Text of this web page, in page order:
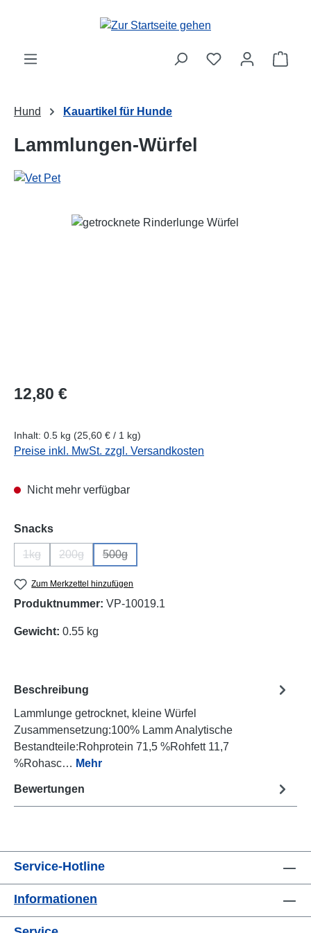
Zum Hauptinhalt springen
Hund Kauartikel für Hunde
Lammlungen-Würfel
Bildergalerie überspringen
Regulärer Preis:
12,80 €
Inhalt: 0.5 kg (25,60 € / 1 kg)
Preise inkl. MwSt. zzgl. Versandkosten
Nicht mehr verfügbar
Snacksauswählen
1kg
(Diese Option ist zurzeit nicht verfügbar.)
200g
(Diese Option ist zurzeit nicht verfügbar.)
500g
(Diese Option ist zurzeit nicht verfügbar.)
Zum Merkzettel hinzufügen
Produktnummer: VP-10019.1
Gewicht: 0.55 kg
Beschreibung
Lammlunge getrocknet, kleine Würfel
Zusammensetzung:100% Lamm Analytische
Bestandteile:Rohprotein 71,5 %Rohfett 11,7
%Rohasc… Mehr
Bewertungen
Service-Hotline
Informationen